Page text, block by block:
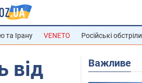
та Ірану VENETO Російські обстріли
від
Важливе